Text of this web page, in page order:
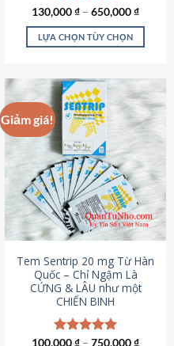
phẩm
Được xếp
hạng5.00
5 sao
130,000₫ – 650,000₫
LỰA CHỌN TÙY CHỌN
này
có
nhiều
biến
thể.
Các
tùy
chọn
có
thể
chọn
trên
trang
sản
phẩm
Giảm giá!
Tem Sentrip 20 mg Từ Hàn
Quốc – Chỉ Ngậm Là
CỨNG & LÂU như một
CHIẾN BINH
Được xếp
100,000₫ – 750,000₫